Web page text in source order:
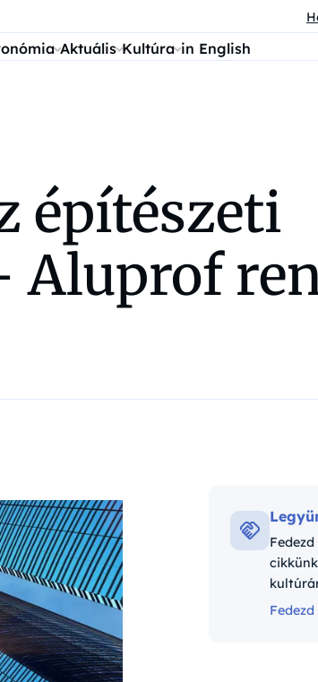
Aktuális Kultúra in English
építészeti
Aluprof